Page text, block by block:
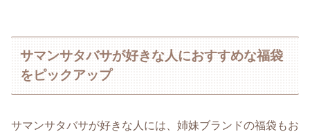
サマンサタバサが好きな人におすすめな福袋
をピックアップ
サマンサタバサが好きな人には、姉妹ブランドの福袋もお